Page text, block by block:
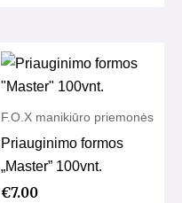
F.O.X manikiūro priemonės
Priauginimo formos
„Master” 100vnt.
€7.00